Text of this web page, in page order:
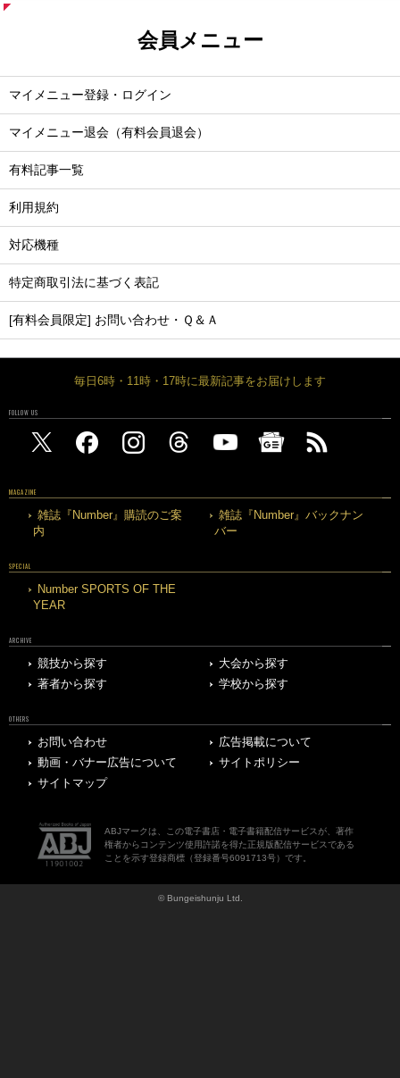
会員メニュー
マイメニュー登録・ログイン
マイメニュー退会（有料会員退会）
有料記事一覧
利用規約
対応機種
特定商取引法に基づく表記
[有料会員限定] お問い合わせ・Ｑ＆Ａ
毎日6時・11時・17時に最新記事をお届けします
FOLLOW US
MAGAZINE
雑誌『Number』購読のご案
内
雑誌『Number』バックナン
バー
SPECIAL
Number SPORTS OF THE
YEAR
ARCHIVE
競技から探す
大会から探す
著者から探す
学校から探す
OTHERS
お問い合わせ
広告掲載について
動画・バナー広告について
サイトポリシー
サイトマップ
ABJマークは、この電子書店・電子書籍配信サービスが、著作
権者からコンテンツ使用許諾を得た正規版配信サービスである
ことを示す登録商標（登録番号6091713号）です。
© Bungeishunju Ltd.